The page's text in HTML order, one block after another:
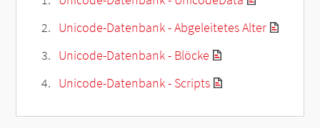
Unicode-Datenbank - Abgeleitetes Alter
Unicode-Datenbank - Blöcke
Unicode-Datenbank - Scripts